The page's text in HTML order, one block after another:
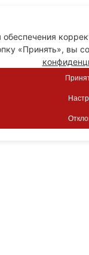
«Принять», вы